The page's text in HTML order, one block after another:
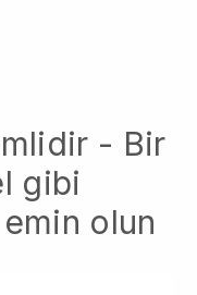
- Bir
gibi
olun